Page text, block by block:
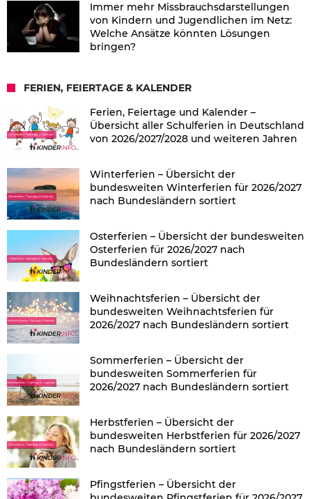
Immer mehr Missbrauchsdarstellungen
von Kindern und Jugendlichen im Netz:
Welche Ansätze könnten Lösungen
bringen?
FERIEN, FEIERTAGE & KALENDER
Ferien, Feiertage und Kalender –
Übersicht aller Schulferien in Deutschland
von 2026/2027/2028 und weiteren Jahren
Winterferien – Übersicht der
bundesweiten Winterferien für 2026/2027
nach Bundesländern sortiert
Osterferien – Übersicht der bundesweiten
Osterferien für 2026/2027 nach
Bundesländern sortiert
Weihnachtsferien – Übersicht der
bundesweiten Weihnachtsferien für
2026/2027 nach Bundesländern sortiert
Sommerferien – Übersicht der
bundesweiten Sommerferien für
2026/2027 nach Bundesländern sortiert
Herbstferien – Übersicht der
bundesweiten Herbstferien für 2026/2027
nach Bundesländern sortiert
Pfingstferien – Übersicht der